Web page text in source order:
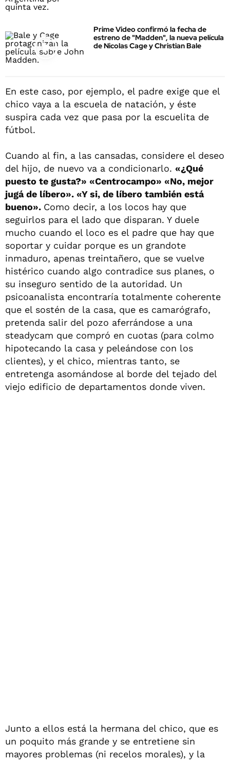
Prime Video confirmó la fecha de
estreno de "Madden", la nueva película
de Nicolas Cage y Christian Bale
En este caso, por ejemplo, el padre exige que el
chico vaya a la escuela de natación, y éste
suspira cada vez que pasa por la escuelita de
fútbol.
Cuando al fin, a las cansadas, considere el deseo
del hijo, de nuevo va a condicionarlo. «¿Qué
puesto te gusta?» «Centrocampo» «No, mejor
jugá de líbero». «Y si, de líbero también está
bueno». Como decir, a los locos hay que
seguirlos para el lado que disparan. Y duele
mucho cuando el loco es el padre que hay que
soportar y cuidar porque es un grandote
inmaduro, apenas treintañero, que se vuelve
histérico cuando algo contradice sus planes, o
su inseguro sentido de la autoridad. Un
psicoanalista encontraría totalmente coherente
que el sostén de la casa, que es camarógrafo,
pretenda salir del pozo aferrándose a una
steadycam que compró en cuotas (para colmo
hipotecando la casa y peleándose con los
clientes), y el chico, mientras tanto, se
entretenga asomándose al borde del tejado del
viejo edificio de departamentos donde viven.
Junto a ellos está la hermana del chico, que es
un poquito más grande y se entretiene sin
mayores problemas (ni recelos morales), y la